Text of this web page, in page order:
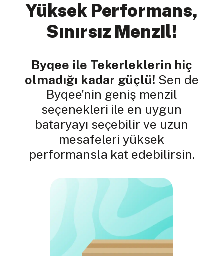
Yüksek Performans,
Sınırsız Menzil!
Byqee ile Tekerleklerin hiç
olmadığı kadar güçlü! Sen de
Byqee'nin geniş menzil
seçenekleri ile en uygun
bataryayı seçebilir ve uzun
mesafeleri yüksek
performansla kat edebilirsin.